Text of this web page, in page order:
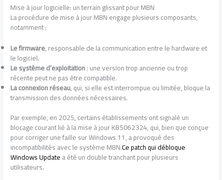
Mise à jour logicielle: un terrain glissant pour MBN
La procédure de mise à jour MBN engage plusieurs composants,
notamment :
Le firmware, responsable de la communication entre le hardware et
le logiciel.
Le système d’exploitation: une version trop ancienne ou trop
récente peut ne pas être compatible.
La connexion réseau, qui, si elle est interrompue ou limitée, bloque la
transmission des données nécessaires.
Par exemple, en 2025, certains établissements ont signalé un
blocage courant lié à la mise à jour KB5062324, qui, bien que conçue
pour corriger une faille sur Windows 11, a provoqué des
incompatibilités avec le système MBN.Ce patch qui débloque
Windows Updatea été un double tranchant pour plusieurs
utilisateurs.